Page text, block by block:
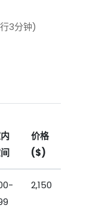
3分钟)
价格
($)
2,150